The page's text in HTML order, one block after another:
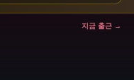
지금 출근 →